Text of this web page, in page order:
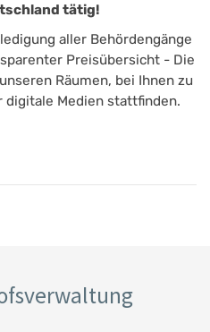
tätig!
aller Behördengänge
Preisübersicht - Die
Räumen, bei Ihnen zu
digitale Medien stattfinden.